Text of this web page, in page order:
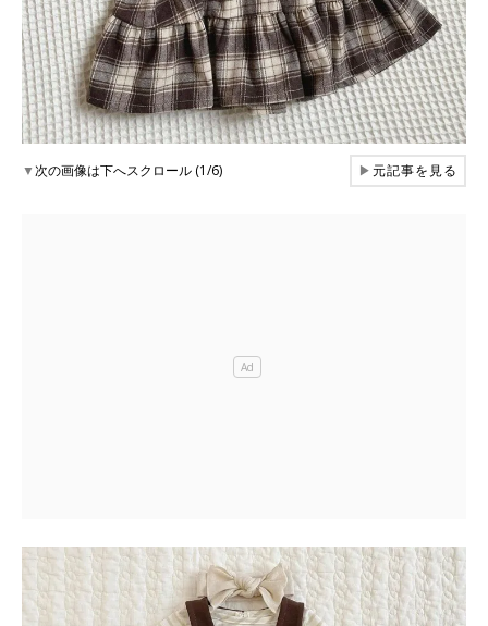
▼次の画像は下へスクロール (1/6) ▶元記事を見る